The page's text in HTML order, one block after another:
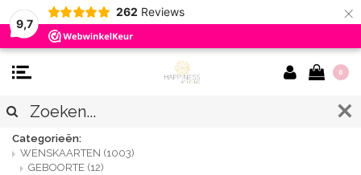
9,7
262 Reviews ×
0
SITEMAP
Categorieën:
WENSKAARTEN (1003)
GEBOORTE (12)